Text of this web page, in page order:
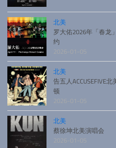
北美
罗大佑2026年「春龙
约
2026-01-05
北美
告五人ACCUSEFIVE
顿
2026-01-05
北美
蔡徐坤北美演唱会
2026-01-05